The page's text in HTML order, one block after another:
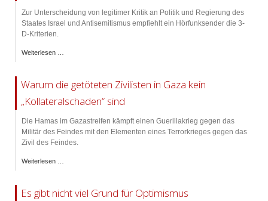
Zur Unterscheidung von legitimer Kritik an Politik und Regierung des
Staates Israel und Antisemitismus empfiehlt ein Hörfunksender die 3-
D-Kriterien.
Weiterlesen …
Warum die getöteten Zivilisten in Gaza kein
„Kollateralschaden“ sind
Die Hamas im Gazastreifen kämpft einen Guerillakrieg gegen das
Militär des Feindes mit den Elementen eines Terrorkrieges gegen das
Zivil des Feindes.
Weiterlesen …
Es gibt nicht viel Grund für Optimismus